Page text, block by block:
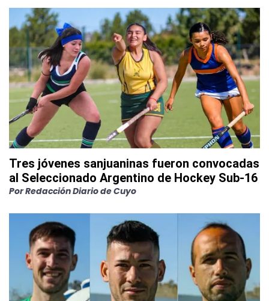
Tres jóvenes sanjuaninas fueron convocadas
al Seleccionado Argentino de Hockey Sub-16
PorRedacción Diario de Cuyo